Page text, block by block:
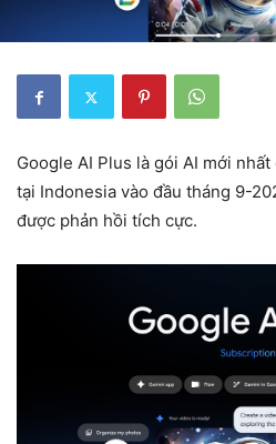
Google AI Plus là gói AI mới
tại Indonesia vào đầu tháng 9-
được phản hồi tích cực.